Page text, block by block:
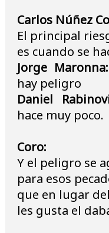
Carlos Núñez
El principal
es cuando se
Jorge Maronna:
hay peligro
Daniel
hace muy poco.
Coro:
Y el peligro se
para esos
que en lugar
les gusta el